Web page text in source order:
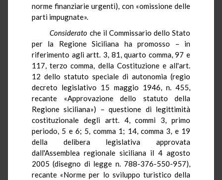
norme finanziarie urgenti), con «omissione delle
parti impugnate».
Considerato che il Commissario dello Stato
per la Regione Siciliana ha promosso – in
riferimento agli artt. 3, 81, quarto comma, 97 e
117, terzo comma, della Costituzione e all'art.
12 dello statuto speciale di autonomia (regio
decreto legislativo 15 maggio 1946, n. 455,
recante «Approvazione dello statuto della
Regione siciliana») – questione di legittimità
costituzionale degli artt. 4, commi 3, primo
periodo, 5 e 6; 5, comma 1; 14, comma 3, e 19
della delibera legislativa approvata
dall'Assemblea regionale siciliana il 4 agosto
2005 (disegno di legge n. 788-376-550-957),
recante «Norme per lo sviluppo turistico della